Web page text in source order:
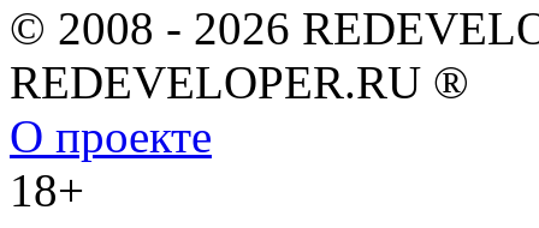
© 2008 - 2026
REDEVELOPER.RU ®
О проекте
18+